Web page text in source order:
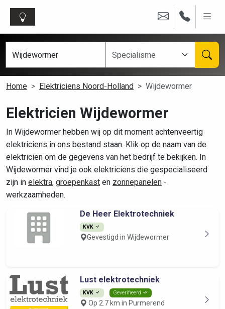
Home Elektriciens Noord-Holland Wijdewormer
Elektricien Wijdewormer
In Wijdewormer hebben wij op dit moment achtenveertig
elektriciens in ons bestand staan. Klik op de naam van de
elektricien om de gegevens van het bedrijf te bekijken. In
Wijdewormer vind je ook elektriciens die gespecialiseerd
zijn in elektra, groepenkast en zonnepanelen -
werkzaamheden.
De Heer Elektrotechniek
KVK
Gevestigd in Wijdewormer
Lust elektrotechniek
KVK Geverifieerd
Op 2.7 km in Purmerend